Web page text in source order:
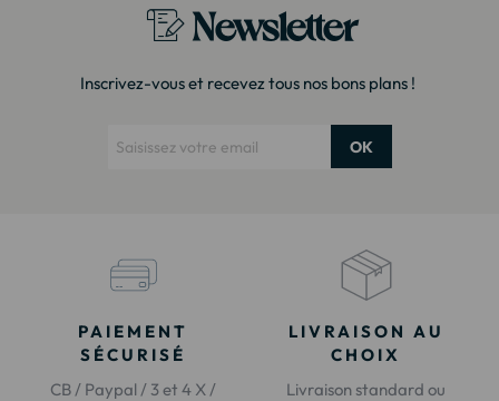
Newsletter
Inscrivez-vous et recevez tous nos bons plans !
OK
PAIEMENT
SÉCURISÉ
CB / Paypal / 3 et 4 X /
LIVRAISON AU
CHOIX
Livraison standard ou